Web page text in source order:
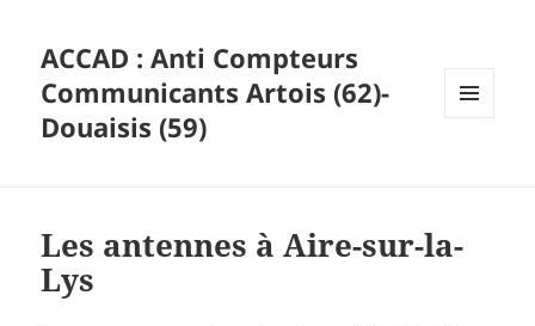
ACCAD : Anti Compteurs
Communicants Artois (62)-
Douaisis (59)
Les antennes à Aire-sur-la-
Lys